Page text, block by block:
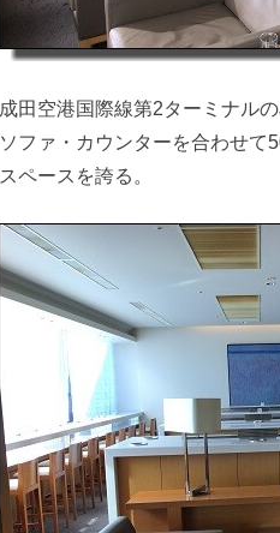
成田空港国際線第2ターミナル
ソファ・カウンターを合わせて
スペースを誇る。